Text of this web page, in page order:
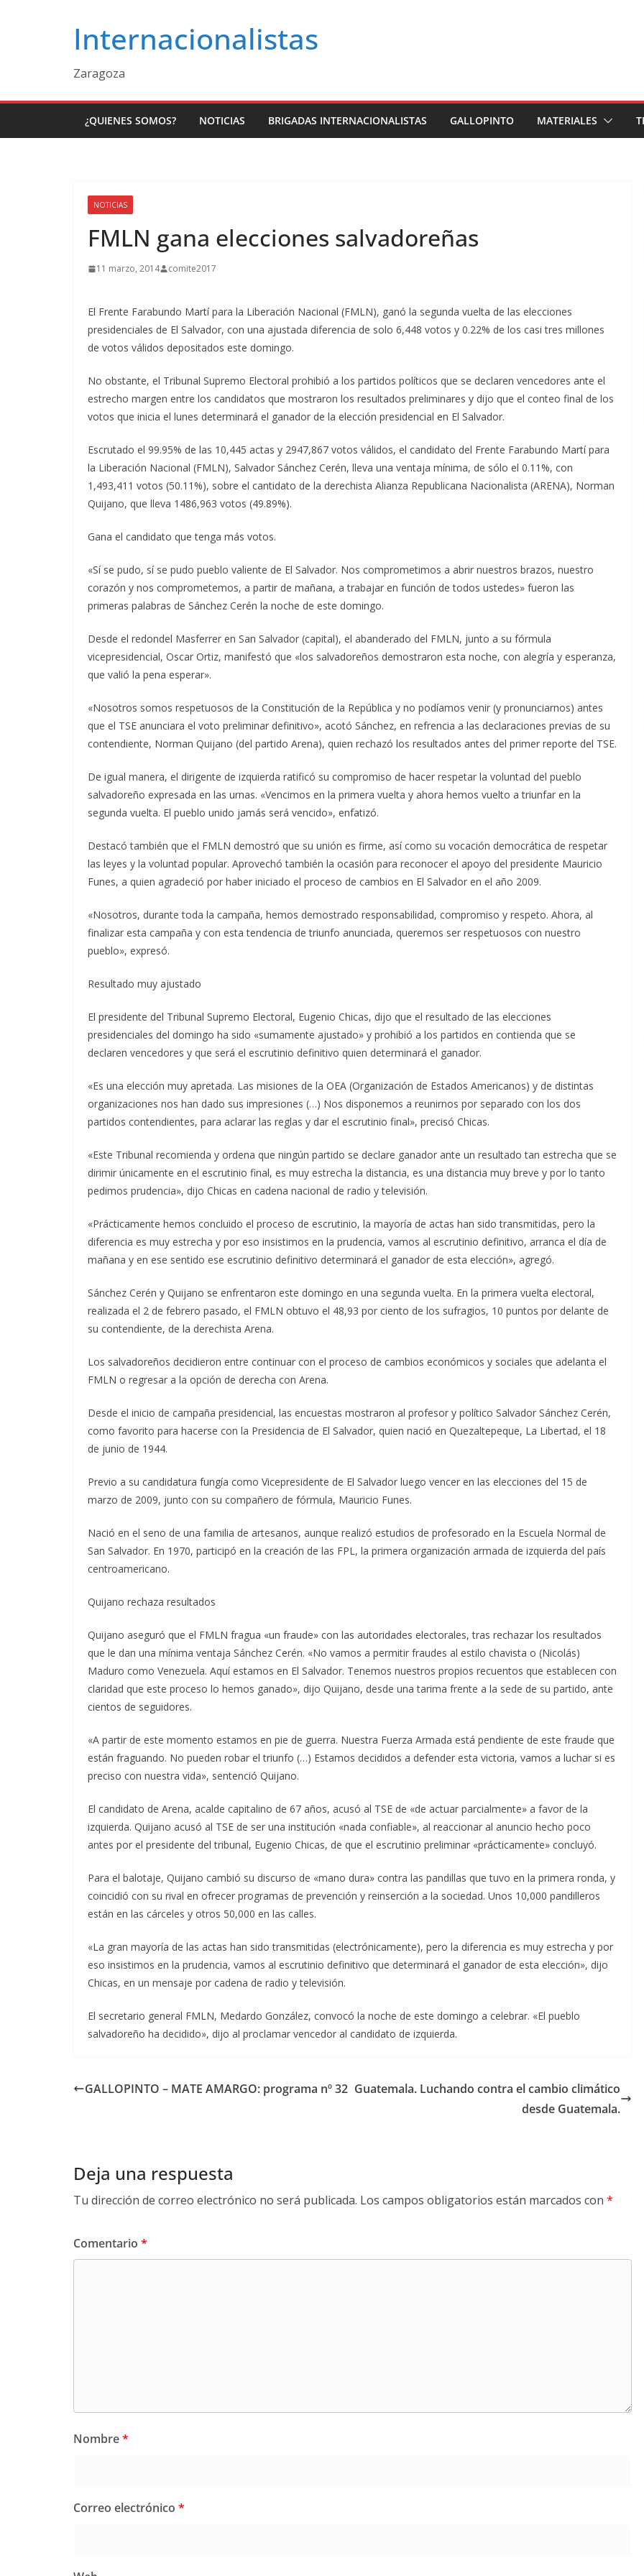
Internacionalistas
Zaragoza
¿QUIENES SOMOS? NOTICIAS BRIGADAS INTERNACIONALISTAS GALLOPINTO MATERIALES
NOTICIAS
FMLN gana elecciones salvadoreñas
11 marzo, 2014 comite2017
El Frente Farabundo Martí para la Liberación Nacional (FMLN), ganó la segunda vuelta de las elecciones
presidenciales de El Salvador, con una ajustada diferencia de solo 6,448 votos y 0.22% de los casi tres millones
de votos válidos depositados este domingo.
No obstante, el Tribunal Supremo Electoral prohibió a los partidos políticos que se declaren vencedores ante el
estrecho margen entre los candidatos que mostraron los resultados preliminares y dijo que el conteo final de los
votos que inicia el lunes determinará el ganador de la elección presidencial en El Salvador.
Escrutado el 99.95% de las 10,445 actas y 2947,867 votos válidos, el candidato del Frente Farabundo Martí para
la Liberación Nacional (FMLN), Salvador Sánchez Cerén, lleva una ventaja mínima, de sólo el 0.11%, con
1,493,411 votos (50.11%), sobre el cantidato de la derechista Alianza Republicana Nacionalista (ARENA), Norman
Quijano, que lleva 1486,963 votos (49.89%).
Gana el candidato que tenga más votos.
«Sí se pudo, sí se pudo pueblo valiente de El Salvador. Nos comprometimos a abrir nuestros brazos, nuestro
corazón y nos comprometemos, a partir de mañana, a trabajar en función de todos ustedes» fueron las
primeras palabras de Sánchez Cerén la noche de este domingo.
Desde el redondel Masferrer en San Salvador (capital), el abanderado del FMLN, junto a su fórmula
vicepresidencial, Oscar Ortiz, manifestó que «los salvadoreños demostraron esta noche, con alegría y esperanza,
que valió la pena esperar».
«Nosotros somos respetuosos de la Constitución de la República y no podíamos venir (y pronunciarnos) antes
que el TSE anunciara el voto preliminar definitivo», acotó Sánchez, en refrencia a las declaraciones previas de su
contendiente, Norman Quijano (del partido Arena), quien rechazó los resultados antes del primer reporte del TSE.
De igual manera, el dirigente de izquierda ratificó su compromiso de hacer respetar la voluntad del pueblo
salvadoreño expresada en las urnas. «Vencimos en la primera vuelta y ahora hemos vuelto a triunfar en la
segunda vuelta. El pueblo unido jamás será vencido», enfatizó.
Destacó también que el FMLN demostró que su unión es firme, así como su vocación democrática de respetar
las leyes y la voluntad popular. Aprovechó también la ocasión para reconocer el apoyo del presidente Mauricio
Funes, a quien agradeció por haber iniciado el proceso de cambios en El Salvador en el año 2009.
«Nosotros, durante toda la campaña, hemos demostrado responsabilidad, compromiso y respeto. Ahora, al
finalizar esta campaña y con esta tendencia de triunfo anunciada, queremos ser respetuosos con nuestro
pueblo», expresó.
Resultado muy ajustado
El presidente del Tribunal Supremo Electoral, Eugenio Chicas, dijo que el resultado de las elecciones
presidenciales del domingo ha sido «sumamente ajustado» y prohibió a los partidos en contienda que se
declaren vencedores y que será el escrutinio definitivo quien determinará el ganador.
«Es una elección muy apretada. Las misiones de la OEA (Organización de Estados Americanos) y de distintas
organizaciones nos han dado sus impresiones (…) Nos disponemos a reunirnos por separado con los dos
partidos contendientes, para aclarar las reglas y dar el escrutinio final», precisó Chicas.
«Este Tribunal recomienda y ordena que ningún partido se declare ganador ante un resultado tan estrecha que se
dirimir únicamente en el escrutinio final, es muy estrecha la distancia, es una distancia muy breve y por lo tanto
pedimos prudencia», dijo Chicas en cadena nacional de radio y televisión.
«Prácticamente hemos concluido el proceso de escrutinio, la mayoría de actas han sido transmitidas, pero la
diferencia es muy estrecha y por eso insistimos en la prudencia, vamos al escrutinio definitivo, arranca el día de
mañana y en ese sentido ese escrutinio definitivo determinará el ganador de esta elección», agregó.
Sánchez Cerén y Quijano se enfrentaron este domingo en una segunda vuelta. En la primera vuelta electoral,
realizada el 2 de febrero pasado, el FMLN obtuvo el 48,93 por ciento de los sufragios, 10 puntos por delante de
su contendiente, de la derechista Arena.
Los salvadoreños decidieron entre continuar con el proceso de cambios económicos y sociales que adelanta el
FMLN o regresar a la opción de derecha con Arena.
Desde el inicio de campaña presidencial, las encuestas mostraron al profesor y político Salvador Sánchez Cerén,
como favorito para hacerse con la Presidencia de El Salvador, quien nació en Quezaltepeque, La Libertad, el 18
de junio de 1944.
Previo a su candidatura fungía como Vicepresidente de El Salvador luego vencer en las elecciones del 15 de
marzo de 2009, junto con su compañero de fórmula, Mauricio Funes.
Nació en el seno de una familia de artesanos, aunque realizó estudios de profesorado en la Escuela Normal de
San Salvador. En 1970, participó en la creación de las FPL, la primera organización armada de izquierda del país
centroamericano.
Quijano rechaza resultados
Quijano aseguró que el FMLN fragua «un fraude» con las autoridades electorales, tras rechazar los resultados
que le dan una mínima ventaja Sánchez Cerén. «No vamos a permitir fraudes al estilo chavista o (Nicolás)
Maduro como Venezuela. Aquí estamos en El Salvador. Tenemos nuestros propios recuentos que establecen con
claridad que este proceso lo hemos ganado», dijo Quijano, desde una tarima frente a la sede de su partido, ante
cientos de seguidores.
«A partir de este momento estamos en pie de guerra. Nuestra Fuerza Armada está pendiente de este fraude que
están fraguando. No pueden robar el triunfo (…) Estamos decididos a defender esta victoria, vamos a luchar si es
preciso con nuestra vida», sentenció Quijano.
El candidato de Arena, acalde capitalino de 67 años, acusó al TSE de «de actuar parcialmente» a favor de la
izquierda. Quijano acusó al TSE de ser una institución «nada confiable», al reaccionar al anuncio hecho poco
antes por el presidente del tribunal, Eugenio Chicas, de que el escrutinio preliminar «prácticamente» concluyó.
Para el balotaje, Quijano cambió su discurso de «mano dura» contra las pandillas que tuvo en la primera ronda, y
coincidió con su rival en ofrecer programas de prevención y reinserción a la sociedad. Unos 10,000 pandilleros
están en las cárceles y otros 50,000 en las calles.
«La gran mayoría de las actas han sido transmitidas (electrónicamente), pero la diferencia es muy estrecha y por
eso insistimos en la prudencia, vamos al escrutinio definitivo que determinará el ganador de esta elección», dijo
Chicas, en un mensaje por cadena de radio y televisión.
El secretario general FMLN, Medardo González, convocó la noche de este domingo a celebrar. «El pueblo
salvadoreño ha decidido», dijo al proclamar vencedor al candidato de izquierda.
GALLOPINTO – MATE AMARGO: programa nº 32 Guatemala. Luchando contra el cambio climático
desde Guatemala.
Deja una respuesta
Tu dirección de correo electrónico no será publicada. Los campos obligatorios están marcados con *
Comentario *
Nombre*
Correo electrónico *